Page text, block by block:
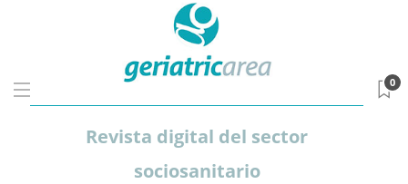
Revista digital del sector
sociosanitario
0